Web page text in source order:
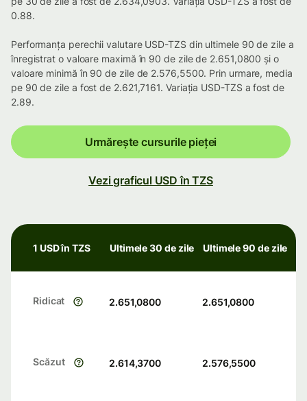
0.88.
Performanța perechii valutare USD-TZS din ultimele 90 de zile a
înregistrat o valoare maximă în 90 de zile de 2.651,0800 și o
valoare minimă în 90 de zile de 2.576,5500. Prin urmare, media
pe 90 de zile a fost de 2.621,7161. Variația USD-TZS a fost de
2.89.
Urmărește cursurile pieței
Vezi graficul USD în TZS
1 USD în TZS Ultimele 30 de zile Ultimele 90 de zile
Ridicat 2.651,0800 2.651,0800
Scăzut 2.614,3700 2.576,5500